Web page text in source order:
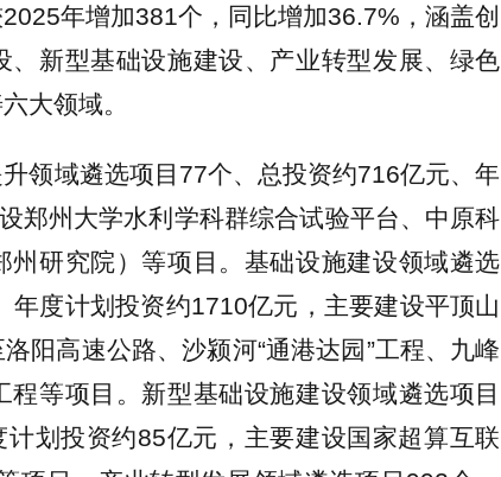
年增加381个，同比增加36.7%，涵盖创
、新型基础设施建设、产业转型发展、绿色
大领域。
领域遴选项目77个、总投资约716亿元、年
郑州大学水利学科群综合试验平台、中原科
研究院）等项目。基础设施建设领域遴选
度计划投资约1710亿元，主要建设平顶山
阳高速公路、沙颍河“通港达园”工程、九峰
等项目。新型基础设施建设领域遴选项目
划投资约85亿元，主要建设国家超算互联